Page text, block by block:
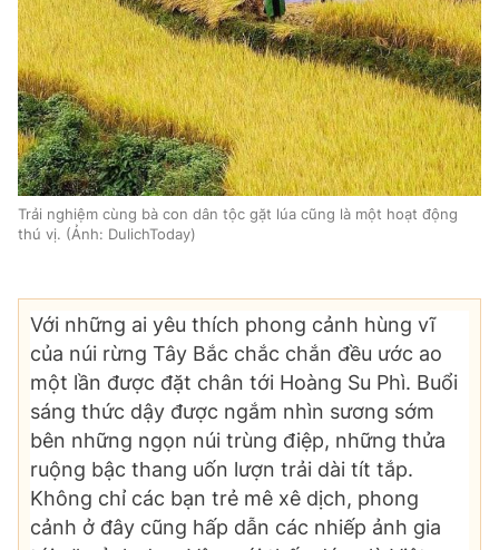
Trải nghiệm cùng bà con dân tộc gặt lúa cũng là một hoạt động
thú vị. (Ảnh: DulichToday)
Với những ai yêu thích phong cảnh hùng vĩ
của núi rừng Tây Bắc chắc chắn đều ước ao
một lần được đặt chân tới Hoàng Su Phì. Buổi
sáng thức dậy được ngắm nhìn sương sớm
bên những ngọn núi trùng điệp, những thửa
ruộng bậc thang uốn lượn trải dài tít tắp.
Không chỉ các bạn trẻ mê xê dịch, phong
cảnh ở đây cũng hấp dẫn các nhiếp ảnh gia